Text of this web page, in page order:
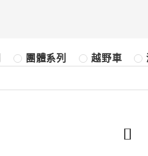
團體系列 越野車